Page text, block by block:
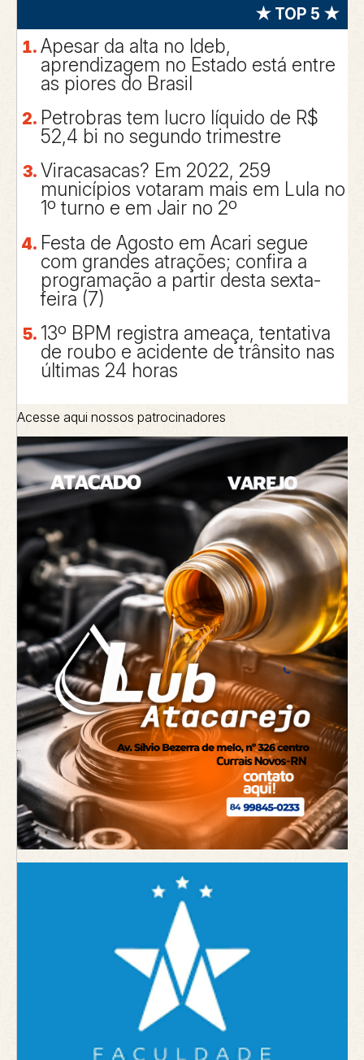
★ TOP 5 ★
Apesar da alta no Ideb,
aprendizagem no Estado está entre
as piores do Brasil
Petrobras tem lucro líquido de R$
52,4 bi no segundo trimestre
Viracasacas? Em 2022, 259
municípios votaram mais em Lula no
1º turno e em Jair no 2º
Festa de Agosto em Acari segue
com grandes atrações; confira a
programação a partir desta sexta-
feira (7)
13º BPM registra ameaça, tentativa
de roubo e acidente de trânsito nas
últimas 24 horas
Acesse aqui nossos patrocinadores